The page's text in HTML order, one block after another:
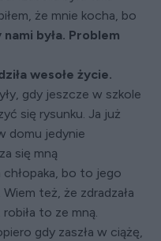
że mnie kocha, bo
była. Problem
wesołe życie.
gdy jeszcze w szkole
się rysunku. Ja już
domu jedynie
się mną
chłopaka, bo to jego
też, że zdradzała
to ze mną.
gdy zaszła w ciążę,